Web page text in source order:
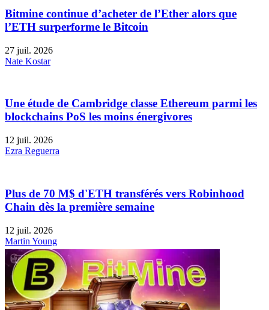
Bitmine continue d’acheter de l’Ether alors que
l’ETH surperforme le Bitcoin
27 juil. 2026
Nate Kostar
Une étude de Cambridge classe Ethereum parmi les
blockchains PoS les moins énergivores
12 juil. 2026
Ezra Reguerra
Plus de 70 M$ d'ETH transférés vers Robinhood
Chain dès la première semaine
12 juil. 2026
Martin Young